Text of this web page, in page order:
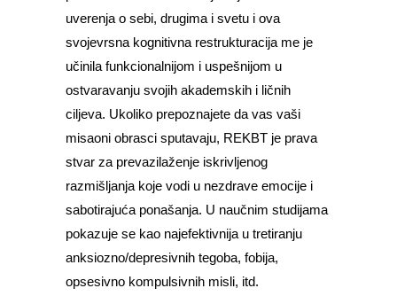
uverenja o sebi, drugima i svetu i ova
svojevrsna kognitivna restrukturacija me je
učinila funkcionalnijom i uspešnijom u
ostvaravanju svojih akademskih i ličnih
ciljeva. Ukoliko prepoznajete da vas vaši
misaoni obrasci sputavaju, REKBT je prava
stvar za prevazilaženje iskrivljenog
razmišljanja koje vodi u nezdrave emocije i
sabotirajuća ponašanja. U naučnim studijama
pokazuje se kao najefektivnija u tretiranju
anksiozno/depresivnih tegoba, fobija,
opsesivno kompulsivnih misli, itd.